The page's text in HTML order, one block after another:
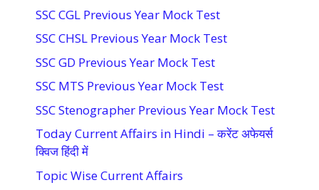
SSC CGL Previous Year Mock Test
SSC CHSL Previous Year Mock Test
SSC GD Previous Year Mock Test
SSC MTS Previous Year Mock Test
SSC Stenographer Previous Year Mock Test
Today Current Affairs in Hindi – करेंट अफेयर्स
क्विज हिंदी में
Topic Wise Current Affairs